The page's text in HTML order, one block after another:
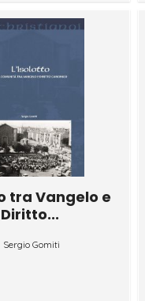
tra Vangelo e
Diritto...
Sergio Gomiti